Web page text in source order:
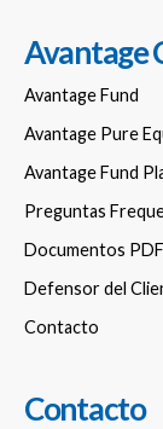
Avantage
Avantage Fund
Avantage Pure
Avantage Fund
Preguntas
Documentos PDF
Defensor del
Contacto
Contacto